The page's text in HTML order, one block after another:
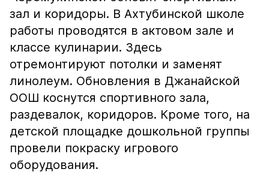
зал и коридоры. В Ахтубинской школе
работы проводятся в актовом зале и
классе кулинарии. Здесь
отремонтируют потолки и заменят
линолеум. Обновления в Джанайской
ООШ коснутся спортивного зала,
раздевалок, коридоров. Кроме того, на
детской площадке дошкольной группы
провели покраску игрового
оборудования.